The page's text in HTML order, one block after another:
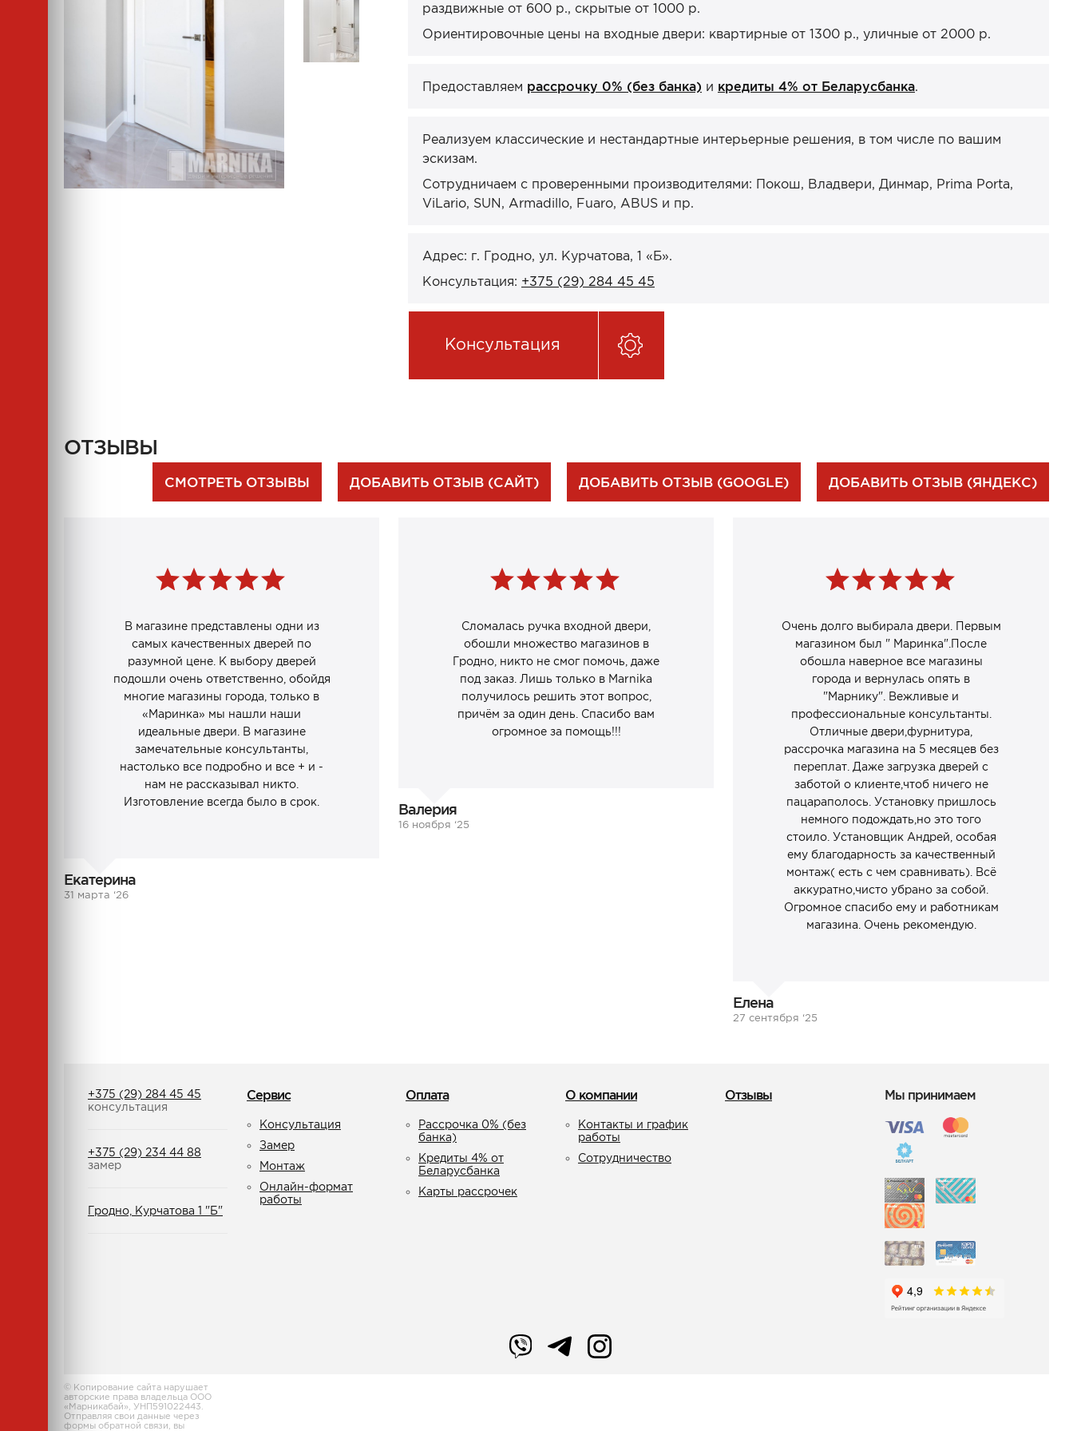
раздвижные от 600 р., скрытые от 1000 р.
Ориентировочные цены на входные двери: квартирные от 1300 р., уличные от 2000 р.
Предоставляем рассрочку 0% (без банка) и кредиты 4% от Беларусбанка.
Реализуем классические и нестандартные интерьерные решения, в том числе по вашим
эскизам.
Сотрудничаем с проверенными производителями: Покош, Владвери, Динмар, Prima Porta,
ViLario, SUN, Armadillo, Fuaro, ABUS и пр.
Адрес: г. Гродно, ул. Курчатова, 1 «Б».
Консультация: +375 (29) 284 45 45
Консультация
ОТЗЫВЫ
СМОТРЕТЬ ОТЗЫВЫ ДОБАВИТЬ ОТЗЫВ (САЙТ) ДОБАВИТЬ ОТЗЫВ (GOOGLE) ДОБАВИТЬ ОТЗЫВ (ЯНДЕКС)
В магазине представлены одни из
самых качественных дверей по
разумной цене. К выбору дверей
подошли очень ответственно, обойдя
многие магазины города, только в
«Маринка» мы нашли наши
идеальные двери. В магазине
замечательные консультанты,
настолько все подробно и все + и -
нам не рассказывал никто.
Изготовление всегда было в срок.
Екатерина
31 марта ‘26
Сломалась ручка входной двери,
обошли множество магазинов в
Гродно, никто не смог помочь, даже
под заказ. Лишь только в Marnika
получилось решить этот вопрос,
причём за один день. Спасибо вам
огромное за помощь!!!
Валерия
16 ноября ‘25
Очень долго выбирала двери. Первым
магазином был " Маринка".После
обошла наверное все магазины
города и вернулась опять в
"Марнику". Вежливые и
профессиональные консультанты.
Отличные двери,фурнитура,
рассрочка магазина на 5 месяцев без
переплат. Даже загрузка дверей с
заботой о клиенте,чтоб ничего не
пацараполось. Установку пришлось
немного подождать,но это того
стоило. Установщик Андрей, особая
ему благодарность за качественный
монтаж( есть с чем сравнивать). Всё
аккуратно,чисто убрано за собой.
Огромное спасибо ему и работникам
магазина. Очень рекомендую.
Елена
27 сентября ‘25
+375 (29) 284 45 45
консультация
+375 (29) 234 44 88
замер
Гродно, Курчатова 1 "Б"
Сервис
Консультация
Замер
Монтаж
Онлайн-формат
работы
Оплата
Рассрочка 0% (без
банка)
Кредиты 4% от
Беларусбанка
Карты рассрочек
О компании
Контакты и график
работы
Сотрудничество
Отзывы Мы принимаем
© Копирование сайта нарушает
авторские права владельца ООО
«Марникабай», УНП591022443.
Отправляя свои данные через
формы обратной связи, вы